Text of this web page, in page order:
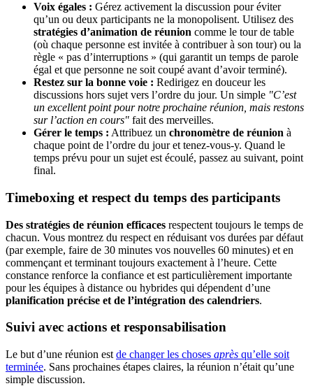
Voix égales : Gérez activement la discussion pour éviter
qu’un ou deux participants ne la monopolisent. Utilisez des
stratégies d’animation de réunion comme le tour de table
(où chaque personne est invitée à contribuer à son tour) ou la
règle « pas d’interruptions » (qui garantit un temps de parole
égal et que personne ne soit coupé avant d’avoir terminé).
Restez sur la bonne voie : Redirigez en douceur les
discussions hors sujet vers l’ordre du jour. Un simple "C’est
un excellent point pour notre prochaine réunion, mais restons
sur l’action en cours" fait des merveilles.
Gérer le temps : Attribuez un chronomètre de réunion à
chaque point de l’ordre du jour et tenez-vous-y. Quand le
temps prévu pour un sujet est écoulé, passez au suivant, point
final.
Timeboxing et respect du temps des participants
Des stratégies de réunion efficaces respectent toujours le temps de
chacun. Vous montrez du respect en réduisant vos durées par défaut
(par exemple, faire de 30 minutes vos nouvelles 60 minutes) et en
commençant et terminant toujours exactement à l’heure. Cette
constance renforce la confiance et est particulièrement importante
pour les équipes à distance ou hybrides qui dépendent d’une
planification précise et de l’intégration des calendriers.
Suivi avec actions et responsabilisation
Le but d’une réunion est de changer les choses après qu’elle soit
terminée. Sans prochaines étapes claires, la réunion n’était qu’une
simple discussion.